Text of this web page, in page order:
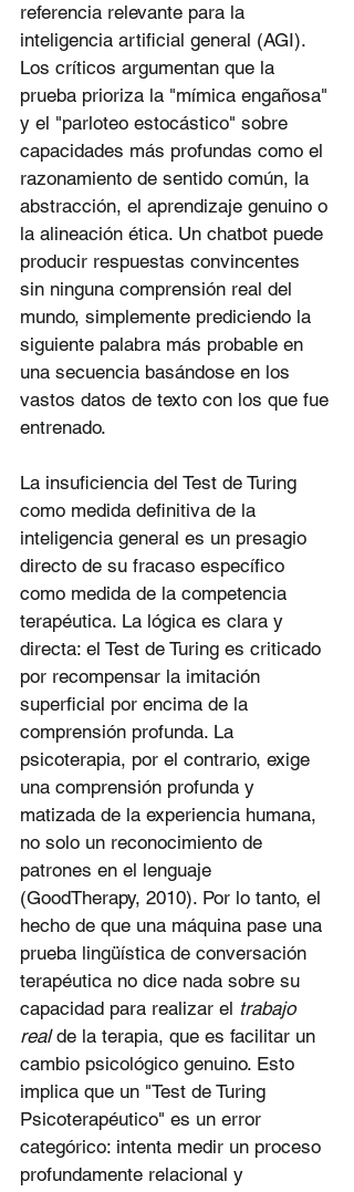
referencia relevante para la
inteligencia artificial general (AGI).
Los críticos argumentan que la
prueba prioriza la "mímica engañosa"
y el "parloteo estocástico" sobre
capacidades más profundas como el
razonamiento de sentido común, la
abstracción, el aprendizaje genuino o
la alineación ética. Un chatbot puede
producir respuestas convincentes
sin ninguna comprensión real del
mundo, simplemente prediciendo la
siguiente palabra más probable en
una secuencia basándose en los
vastos datos de texto con los que fue
entrenado.
La insuficiencia del Test de Turing
como medida definitiva de la
inteligencia general es un presagio
directo de su fracaso específico
como medida de la competencia
terapéutica. La lógica es clara y
directa: el Test de Turing es criticado
por recompensar la imitación
superficial por encima de la
comprensión profunda. La
psicoterapia, por el contrario, exige
una comprensión profunda y
matizada de la experiencia humana,
no solo un reconocimiento de
patrones en el lenguaje
(GoodTherapy, 2010). Por lo tanto, el
hecho de que una máquina pase una
prueba lingüística de conversación
terapéutica no dice nada sobre su
capacidad para realizar el trabajo
real de la terapia, que es facilitar un
cambio psicológico genuino. Esto
implica que un "Test de Turing
Psicoterapéutico" es un error
categórico: intenta medir un proceso
profundamente relacional y